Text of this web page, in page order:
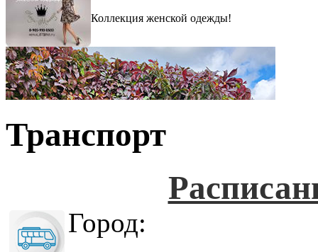
Коллекция женской одежды!
Транспорт
Город: